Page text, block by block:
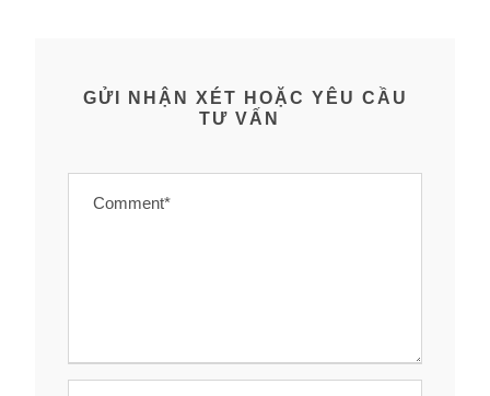
GỬI NHẬN XÉT HOẶC YÊU CẦU
TƯ VẤN